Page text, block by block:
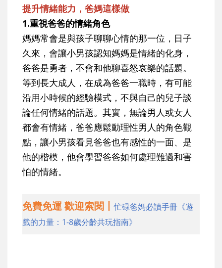
提升情緒能力，爸媽這樣做
1.重視爸爸的情緒角色
媽媽常會是與孩子聊聊心情的那一位，日子
久來，會讓小男孩認知媽媽是情緒的化身，
爸爸是勇者，不會和他聊喜怒哀樂的話題。
等到長大成人，在成為爸爸一職時，有可能
沿用小時候的經驗模式，不與自己的兒子談
論任何情緒的話題。其實，無論男人或女人
都會有情緒，爸爸應鬆動理性男人的角色觀
點，讓小男孩看見爸爸也有感性的一面、是
他的楷模，他會學習爸爸如何處理難過和害
怕的情緒。
免費免運 歡迎索閱丨忙碌爸媽必讀手冊《遊
戲的力量：1-8歲分齡共玩指南》